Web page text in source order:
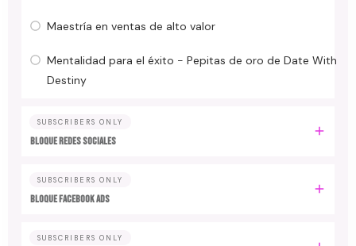
Maestría en ventas de alto valor
Mentalidad para el éxito - Pepitas de oro de Date With
Destiny
SUBSCRIBERS ONLY
Bloque REDES SOCIALES
SUBSCRIBERS ONLY
Bloque FACEBOOK ADS
SUBSCRIBERS ONLY